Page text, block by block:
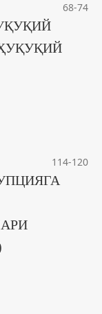
68-74
114-120